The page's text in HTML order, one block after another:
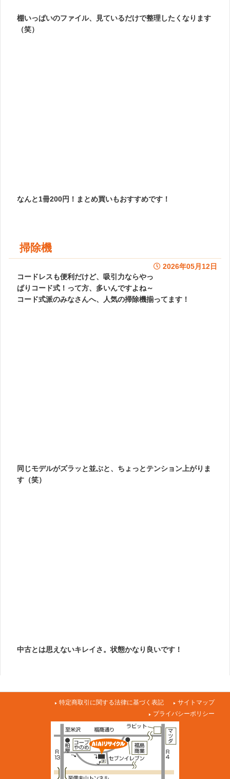
棚いっぱいのファイル、見ているだけで整理したくなります
（笑）
なんと1冊200円！まとめ買いもおすすめです！
掃除機
2026年05月12日
コードレスも便利だけど、吸引力ならやっ
ぱりコード式！って方、多いんですよね～
コード式派のみなさんへ、人気の掃除機揃ってます！
同じモデルがズラッと並ぶと、ちょっとテンション上がりま
す（笑）
中古とは思えないキレイさ。状態かなり良いです！
特定商取引に関する法律に基づく表記
サイトマップ
プライバシーポリシー